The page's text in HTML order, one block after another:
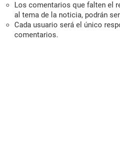
Los comentarios que falten el
al tema de la noticia, podrán
Cada usuario será el único
comentarios.